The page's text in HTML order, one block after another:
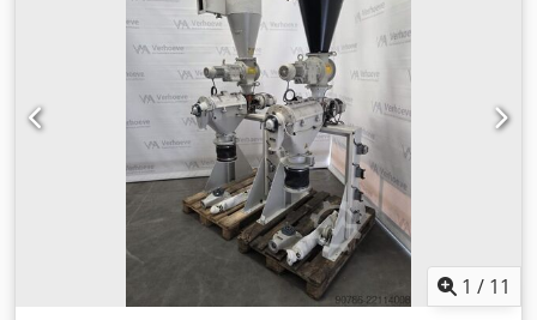
1 / 11